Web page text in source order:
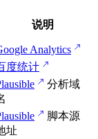
说明
Analytics
度统计
分析域
脚本源
址